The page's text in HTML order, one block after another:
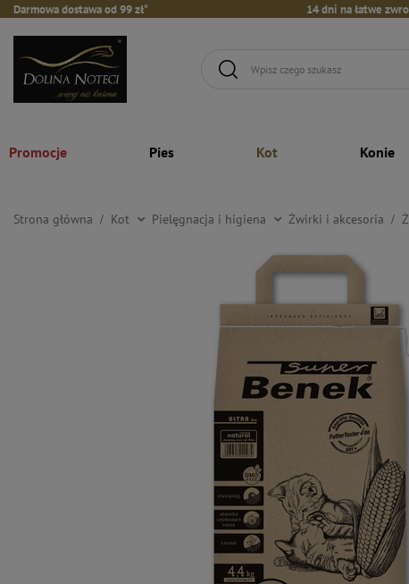
Darmowa dostawa od 99 zł* 14 dni na łatwe
Promocje Pies Kot Konie
Strona główna Kot Pielęgnacja i higiena Żwirki i akcesoria